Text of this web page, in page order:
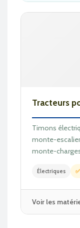
Tracteurs
Timons
monte-
monte-
Électriques
Voir les